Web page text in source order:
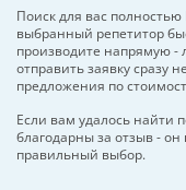
Поиск для вас полностью
выбранный репетитор
производите напрямую
отправить заявку сразу
предложения по
Если вам удалось найти
благодарны за отзыв -
правильный выбор.